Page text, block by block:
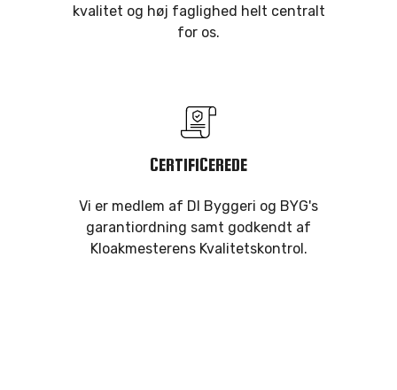
kvalitet og høj faglighed helt centralt
for os.
CERTIFICEREDE
Vi er medlem af DI Byggeri og BYG's
garantiordning samt godkendt af
Kloakmesterens Kvalitetskontrol.